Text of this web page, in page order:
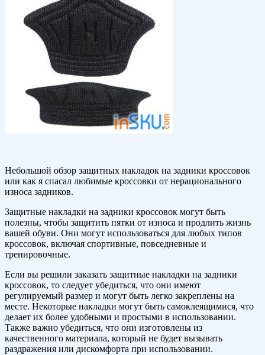
Небольшой обзор защитных накладок на задники кроссовок
или как я спасал любимые кроссовки от нерационального
износа задников.
Защитные накладки на задники кроссовок могут быть
полезны, чтобы защитить пятки от износа и продлить жизнь
вашей обуви. Они могут использоваться для любых типов
кроссовок, включая спортивные, повседневные и
тренировочные.
Если вы решили заказать защитные накладки на задники
кроссовок, то следует убедиться, что они имеют
регулируемый размер и могут быть легко закреплены на
месте. Некоторые накладки могут быть самоклеящимися, что
делает их более удобными и простыми в использовании.
Также важно убедиться, что они изготовлены из
качественного материала, который не будет вызывать
раздражения или дискомфорта при использовании.